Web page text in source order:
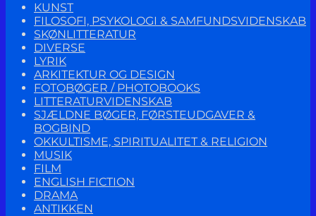
KUNST
FILOSOFI, PSYKOLOGI & SAMFUNDSVIDENSKAB
SKØNLITTERATUR
DIVERSE
LYRIK
ARKITEKTUR OG DESIGN
FOTOBØGER / PHOTOBOOKS
LITTERATURVIDENSKAB
SJÆLDNE BØGER, FØRSTEUDGAVER &
BOGBIND
OKKULTISME, SPIRITUALITET & RELIGION
MUSIK
FILM
ENGLISH FICTION
DRAMA
ANTIKKEN